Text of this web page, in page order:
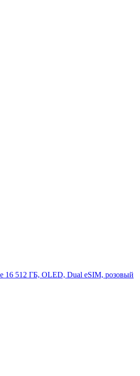
16 512 ГБ, OLED, Dual eSIM, розовый